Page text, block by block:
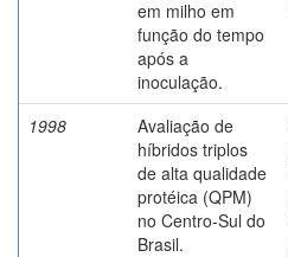
em milho em
função do tempo
após a
inoculação.
1998
Avaliação de
híbridos triplos
de alta qualidade
protéica (QPM)
no Centro-Sul do
Brasil.